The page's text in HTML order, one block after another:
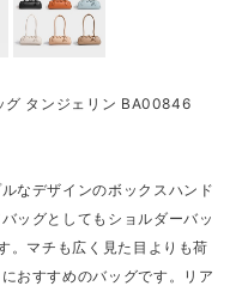
グ タンジェリン BA00846
なデザインのボックスハンド
ッグとしてもショルダーバッ
。マチも広く見た目よりも荷
おすすめのバッグです。リア